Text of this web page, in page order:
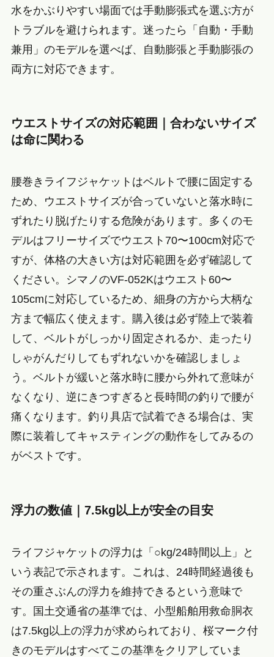
水をかぶりやすい場面では手動膨張式を選ぶ方が
トラブルを避けられます。迷ったら「自動・手動
兼用」のモデルを選べば、自動膨張と手動膨張の
両方に対応できます。
ウエストサイズの対応範囲｜合わないサイズ
は命に関わる
腰巻きライフジャケットはベルトで腰に固定する
ため、ウエストサイズが合っていないと落水時に
ずれたり脱げたりする危険があります。多くのモ
デルはフリーサイズでウエスト70〜100cm対応で
すが、体格の大きい方は対応範囲を必ず確認して
ください。シマノのVF-052Kはウエスト60〜
105cmに対応しているため、細身の方から大柄な
方まで幅広く使えます。購入後は必ず陸上で装着
して、ベルトがしっかり固定されるか、走ったり
しゃがんだりしてもずれないかを確認しましょ
う。ベルトが緩いと落水時に腰から外れて意味が
なくなり、逆にきつすぎると長時間の釣りで腰が
痛くなります。釣り具店で試着できる場合は、実
際に装着してキャスティングの動作をしてみるの
がベストです。
浮力の数値｜7.5kg以上が安全の目安
ライフジャケットの浮力は「○kg/24時間以上」と
いう表記で示されます。これは、24時間経過後も
その重さぶんの浮力を維持できるという意味で
す。国土交通省の基準では、小型船舶用救命胴衣
は7.5kg以上の浮力が求められており、桜マーク付
きのモデルはすべてこの基準をクリアしていま